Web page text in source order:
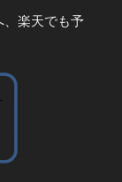
楽天でも予